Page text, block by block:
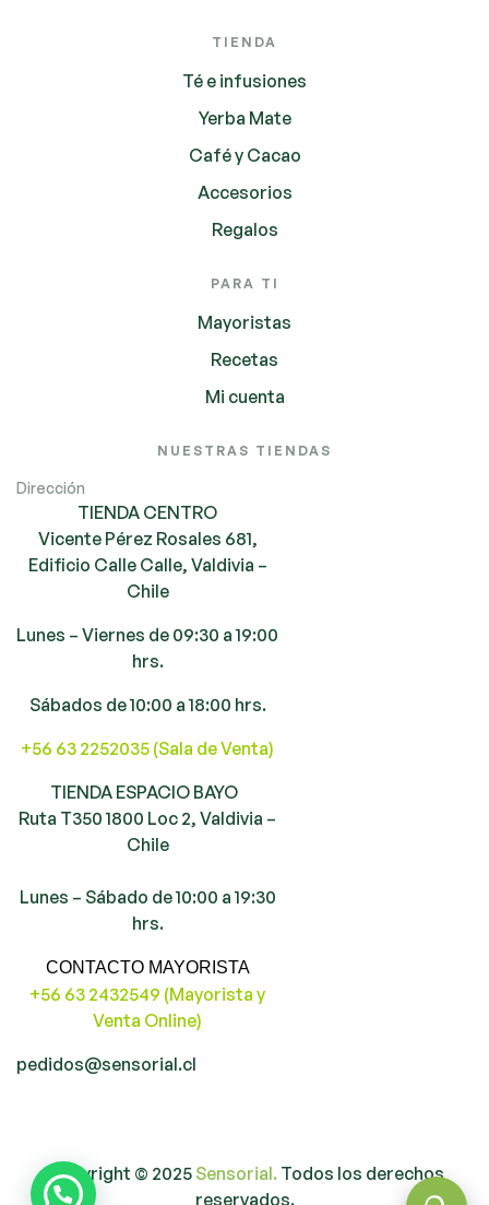
TIENDA
Té e infusiones
Yerba Mate
Café y Cacao
Accesorios
Regalos
PARA TI
Mayoristas
Recetas
Mi cuenta
NUESTRAS TIENDAS
Dirección
TIENDA CENTRO
Vicente Pérez Rosales 681,
Edificio Calle Calle, Valdivia –
Chile
Lunes – Viernes de 09:30 a 19:00
hrs.
Sábados de 10:00 a 18:00 hrs.
+56 63 2252035 (Sala de Venta)
TIENDA ESPACIO BAYO
Ruta T350 1800 Loc 2, Valdivia –
Chile
Lunes – Sábado de 10:00 a 19:30
hrs.
CONTACTO MAYORISTA
+56 63 2432549 (Mayorista y
Venta Online)
pedidos@sensorial.cl
Copyright © 2025 Sensorial. Todos los derechos
reservados.